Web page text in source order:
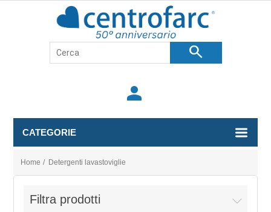
search
person
CATEGORIE
Home / Detergenti lavastoviglie
Filtra prodotti